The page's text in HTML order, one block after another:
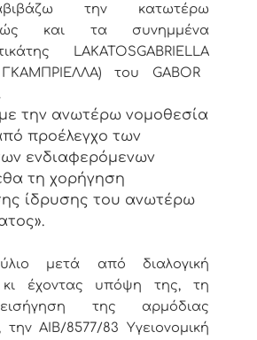
την κατωτέρω
και τα συνημμένα
της LAKATOSGABRIELLA
του GABOR
την ανωτέρω νομοθεσία
προέλεγχο των
ενδιαφερόμενων
τη χορήγηση
ίδρυσης του ανωτέρω
μετά από διαλογική
έχοντας υπόψη της, τη
της αρμόδιας
την ΑΙΒ/8577/83 Υγειονομική